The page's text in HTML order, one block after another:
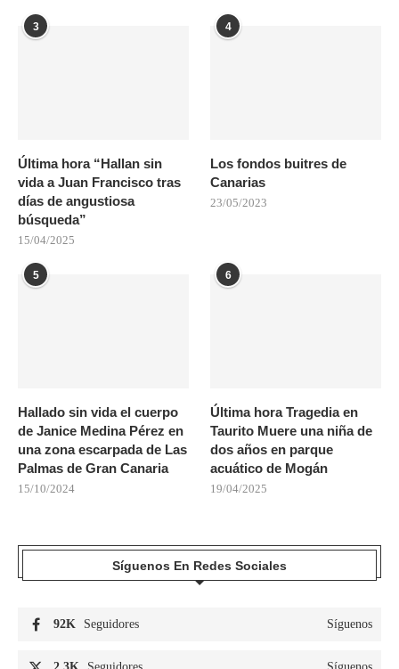
3
Última hora “Hallan sin
vida a Juan Francisco tras
días de angustiosa
búsqueda”
15/04/2025
4
Los fondos buitres de
Canarias
23/05/2023
5
Hallado sin vida el cuerpo
de Janice Medina Pérez en
una zona escarpada de Las
Palmas de Gran Canaria
15/10/2024
6
Última hora Tragedia en
Taurito Muere una niña de
dos años en parque
acuático de Mogán
19/04/2025
Síguenos En Redes Sociales
92K Seguidores Síguenos